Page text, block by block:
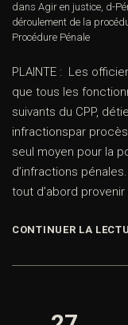
dans Agir en justice, d-
déroulement de la
Procédure Pénale
PLAINTE : Les
que tous les
suivants du CPP,
infractionspar
seul moyen pour la
d’infractions
tout d’abord provenir
CONTINUER LA